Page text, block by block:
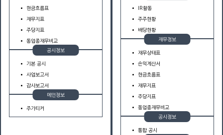
현금흐름표
재무지표
주당지표
동업종재무비교
공시정보
기본 공시
사업보고서
감사보고서
메인정보
주가티커
IR활동
주주현황
배당현황
재무정보
재무상태표
손익계산서
현금흐름표
재무지표
주당지표
동업종재무비교
공시정보
통합 공시